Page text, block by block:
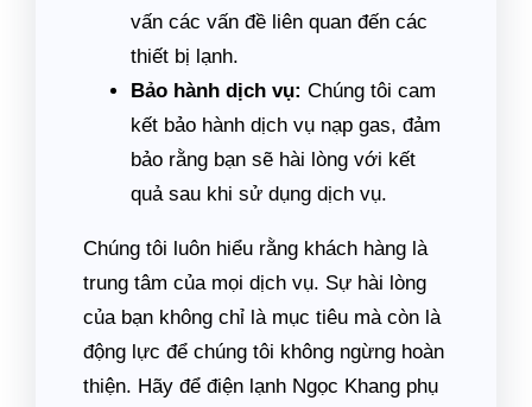
vấn các vấn đề liên quan đến các
thiết bị lạnh.
Bảo hành dịch vụ: Chúng tôi cam
kết bảo hành dịch vụ nạp gas, đảm
bảo rằng bạn sẽ hài lòng với kết
quả sau khi sử dụng dịch vụ.
Chúng tôi luôn hiểu rằng khách hàng là
trung tâm của mọi dịch vụ. Sự hài lòng
của bạn không chỉ là mục tiêu mà còn là
động lực để chúng tôi không ngừng hoàn
thiện. Hãy để điện lạnh Ngọc Khang phụ